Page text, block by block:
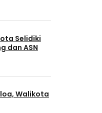
Selidiki
dan ASN
Walikota